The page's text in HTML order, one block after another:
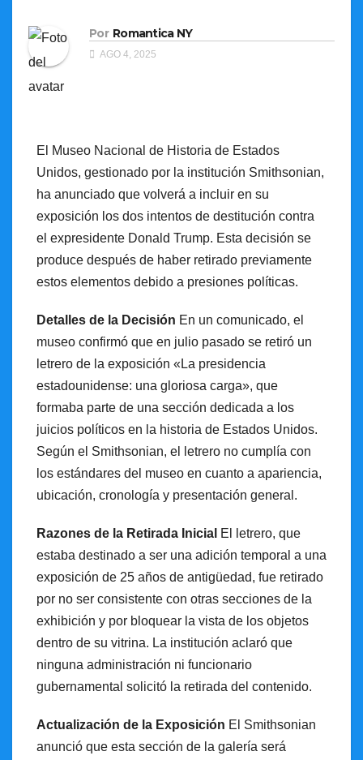
Por Romantica NY
AGO 4, 2025
El Museo Nacional de Historia de Estados
Unidos, gestionado por la institución Smithsonian,
ha anunciado que volverá a incluir en su
exposición los dos intentos de destitución contra
el expresidente Donald Trump. Esta decisión se
produce después de haber retirado previamente
estos elementos debido a presiones políticas.
Detalles de la Decisión En un comunicado, el
museo confirmó que en julio pasado se retiró un
letrero de la exposición «La presidencia
estadounidense: una gloriosa carga», que
formaba parte de una sección dedicada a los
juicios políticos en la historia de Estados Unidos.
Según el Smithsonian, el letrero no cumplía con
los estándares del museo en cuanto a apariencia,
ubicación, cronología y presentación general.
Razones de la Retirada Inicial El letrero, que
estaba destinado a ser una adición temporal a una
exposición de 25 años de antigüedad, fue retirado
por no ser consistente con otras secciones de la
exhibición y por bloquear la vista de los objetos
dentro de su vitrina. La institución aclaró que
ninguna administración ni funcionario
gubernamental solicitó la retirada del contenido.
Actualización de la Exposición El Smithsonian
anunció que esta sección de la galería será